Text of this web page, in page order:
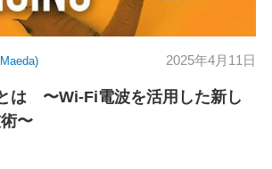
2025年4月11日
は 〜Wi-Fi電波を活用した新し
〜